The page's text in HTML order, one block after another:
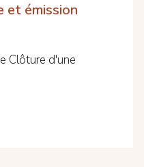
et émission
Clôture d'une